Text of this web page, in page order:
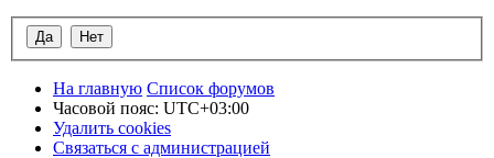
На главную Список форумов
Часовой пояс: UTC+03:00
Удалить cookies
Связаться с администрацией